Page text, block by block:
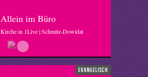
Allein im Büro
Kirche in 1Live | Schmitz-Dowidat
evangelisch